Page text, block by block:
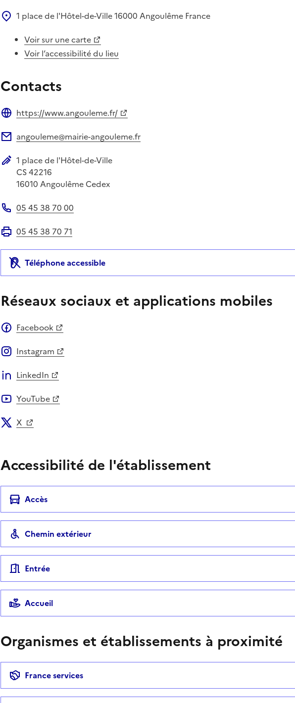
1 place de l'Hôtel-de-Ville16000 Angoulême France
Voir sur une carte
Voir l’accessibilité du lieu
Contacts
https://www.angouleme.fr/
angouleme@mairie-angouleme.fr
Adresse postale
1 place de l'Hôtel-de-Ville
CS 42216
16010 Angoulême Cedex
05 45 38 70 00
05 45 38 70 71
Téléphone accessible
Réseaux sociaux et applications mobiles
Facebook
Instagram
LinkedIn
YouTube
X
Accessibilité de l'établissement
Accès
Chemin extérieur
Entrée
Accueil
Organismes et établissements à proximité
France services